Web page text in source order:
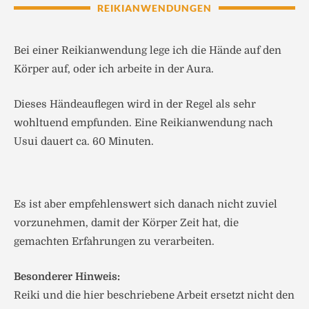
REIKIANWENDUNGEN
Bei einer Reikianwendung lege ich die Hände auf den
Körper auf, oder ich arbeite in der Aura.
Dieses Händeauflegen wird in der Regel als sehr
wohltuend empfunden. Eine Reikianwendung nach
Usui dauert ca. 60 Minuten.
Es ist aber empfehlenswert sich danach nicht zuviel
vorzunehmen, damit der Körper Zeit hat, die
gemachten Erfahrungen zu verarbeiten.
Besonderer Hinweis:
Reiki und die hier beschriebene Arbeit ersetzt nicht den